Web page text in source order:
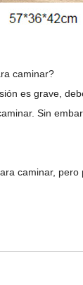
caminar?
es grave,
Sin
caminar,